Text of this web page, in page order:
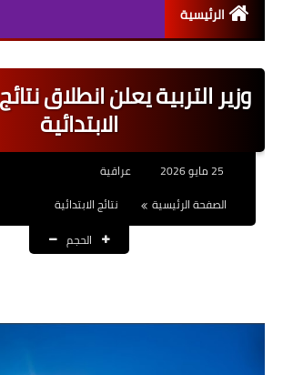
الرئيسية
اخبار القطاع
اخبار القطاع
العقود
وزير التربية يعلن انطلاق
الابتدائية
عراقية
الصفحة الرئيسية
نتائج الابتدائية
الحجم